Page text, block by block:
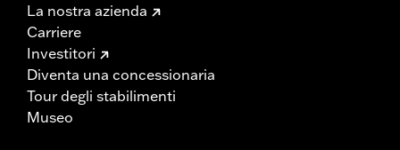
La nostra azienda
Carriere
Investitori
Diventa una concessionaria
Tour degli stabilimenti
Museo